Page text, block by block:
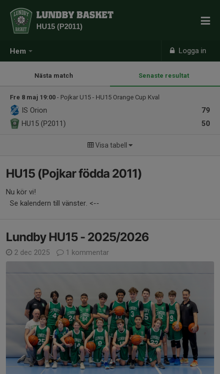
Hem Logga in
LUNDBY BASKET
HU15 (P2011)
Nästa match Senaste resultat
Fre 8 maj 19:00 - Pojkar U15 - HU15 Orange Cup Kval
79
IS Orion
50
HU15 (P2011)
Visa tabell
HU15 (Pojkar födda 2011)
Nu kör vi!
Se kalendern till vänster. <--
Lundby HU15 - 2025/2026
2 dec 2025 1 kommentar